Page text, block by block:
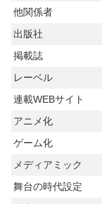
他関係者
出版社
掲載誌
レーベル
連載WEBサイト
アニメ化
ゲーム化
メディアミック
舞台の時代設定